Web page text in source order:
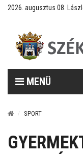
2026. augusztus 08.
MENÜ
SPORT